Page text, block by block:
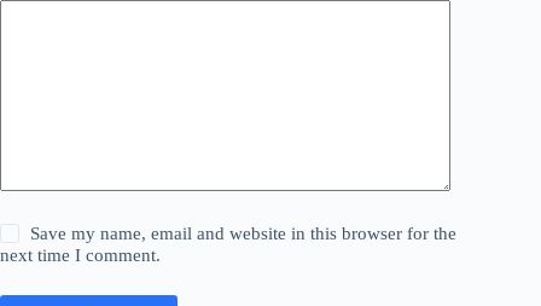
Save my name, email and website in this browser for the
next time I comment.